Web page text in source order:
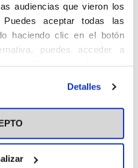
audiencias que vieron los
aceptar todas las
haciendo clic en el botón
puedes acceder a
y cambiar tus preferencias
más información puedes
Detalles
Sánchez Meya explicaba
antes de llegar a
Nou. Habló de su familia –de
de la mala relación con
aborto
que sufrieron él y sus
que acudió mientras pendía
juicio que siguió a la
me llamó mi prima, por quien
que se había curado de un